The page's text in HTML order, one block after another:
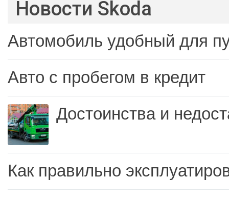
Новости Skoda
Автомобиль удобный для
Авто с пробегом в кредит
Достоинства и
Как правильно